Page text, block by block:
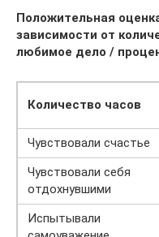
Положительная
зависимости от
любимое дело /
Количество часов
Чувствовали счастье
Чувствовали себя
отдохнувшими
Испытывали